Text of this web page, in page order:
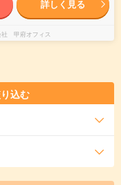
詳しく見る
社 甲府オフィス
込む